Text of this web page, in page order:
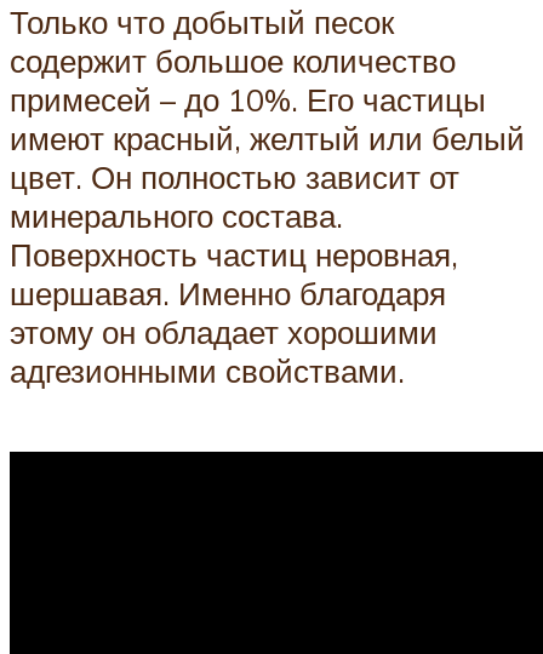
Только что добытый песок
содержит большое количество
примесей – до 10%. Его частицы
имеют красный, желтый или белый
цвет. Он полностью зависит от
минерального состава.
Поверхность частиц неровная,
шершавая. Именно благодаря
этому он обладает хорошими
адгезионными свойствами.